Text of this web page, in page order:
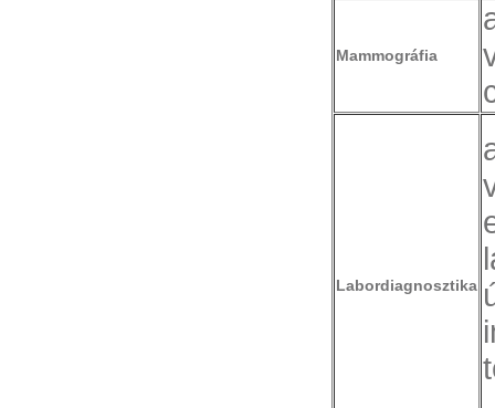
Mammográfia
Labordiagnosztika